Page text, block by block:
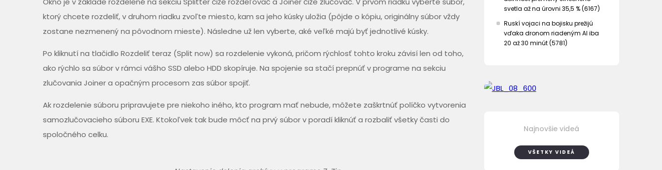
ktorý chcete rozdeliť, v druhom riadku zvoľte miesto, kam sa jeho kúsky uložia (pôjde o kópiu, originálny súbor vždy
zostane nezmenený na pôvodnom mieste). Následne už len vyberte, aké veľké majú byť jednotlivé kúsky.
Po kliknutí na tlačidlo Rozdeliť teraz (Split now) sa rozdelenie vykoná, pričom rýchlosť tohto kroku závisí len od toho,
ako rýchlo sa súbor v rámci vášho SSD alebo HDD skopíruje. Na spojenie sa stačí prepnúť v programe na sekciu
zlučovania Joiner a opačným procesom zas súbor spojiť.
Ak rozdelenie súboru pripravujete pre niekoho iného, kto program mať nebude, môžete zaškrtnúť políčko vytvorenia
samozlučovacieho súboru EXE. Ktokoľvek tak bude môcť na prvý súbor v poradí kliknúť a rozbaliť všetky časti do
spoločného celku.
svetla až na úrovni 35,5 % (6167)
Ruskí vojaci na bojisku prežijú
vďaka dronom riadeným AI iba
20 až 30 minút (5781)
Najnovšie videá
VŠETKY VIDEÁ